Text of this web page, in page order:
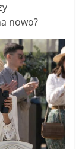
nowo?